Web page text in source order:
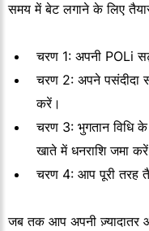
समय में बेट लगाने के लिए
चरण 1: अपनी POLi
चरण 2: अपने पसंदीदा
करें।
चरण 3: भुगतान विधि
खाते में धनराशि जमा
चरण 4: आप पूरी तरह
जब तक आप अपनी ज़्यादातर